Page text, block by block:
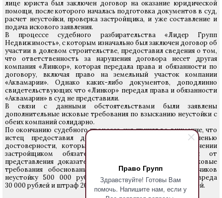
Право Групп
Здравствуйте! Готовы Вам
помочь. Напишите нам, если у
лице юриста был заключен договор на оказание юридической
помощи, после которого началась подготовка документов в суд,
расчет неустойки, проверка застройщика, и уже составление и
подача искового заявления.
В процессе судебного разбирательства «Лидер Групп
Недвижимость», с которым изначально был заключен договор об
участии в долевом строительстве, предоставил сведения о том,
что ответственность за нарушения договора несет другая
компания «Линкор», которая передала права и обязанности по
договору, включая право на земельный участок компании
«Аквамарии». Однако каких-либо документов, доподлинно
свидетельствующих что «Линкор» передал права и обязанности
«Аквамарин» в суд не представили.
В связи с данными обстоятельствами были заявлены
дополнительные исковые требования по взысканию неустойки с
обеих компаний солидарно.
По окончанию судебного процесса суд принял во внимание, что
истец предоставил доказательства с разумной степенью
достоверности, которые свидетельствовали о неисполнении
застройщиком обязательств, а так же уклонения от
представления доказательств. Суд пришел к выводу исковые
требования обоснованы, взыскать солидарно с ответчиков
неустойку 500 000 рублей, компенсацию морального вреда
30 000 рублей и штраф 265 000 рублей, а всего 795 000 рублей.